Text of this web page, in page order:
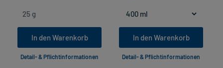
In den Warenkorb
Detail- & Pflichtinformationen
In den Warenkorb
Detail- & Pflichtinformationen